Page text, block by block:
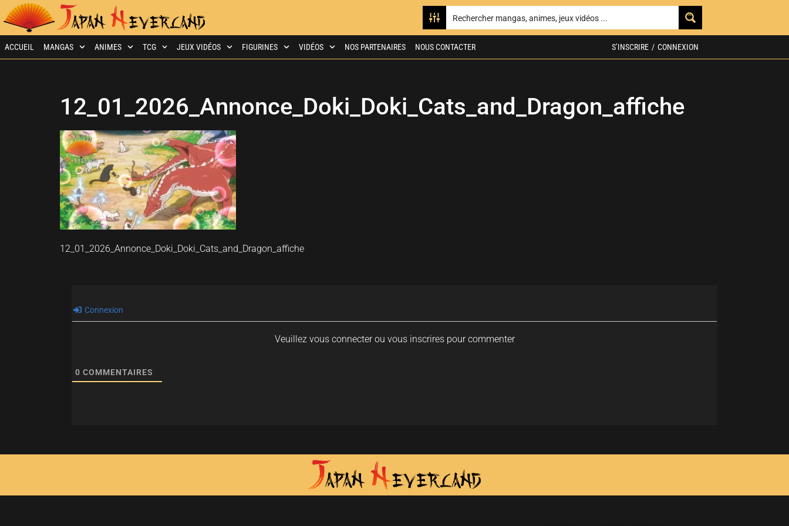
ACCUEIL MANGAS ANIMES TCG JEUX VIDÉOS FIGURINES VIDÉOS NOS PARTENAIRES NOUS CONTACTER S’INSCRIRE / CONNEXION
12_01_2026_Annonce_Doki_Doki_Cats_and_Dragon_affiche
12_01_2026_Annonce_Doki_Doki_Cats_and_Dragon_affiche
Connexion
Veuillez vous connecter ou vous inscrires pour commenter
0 COMMENTAIRES